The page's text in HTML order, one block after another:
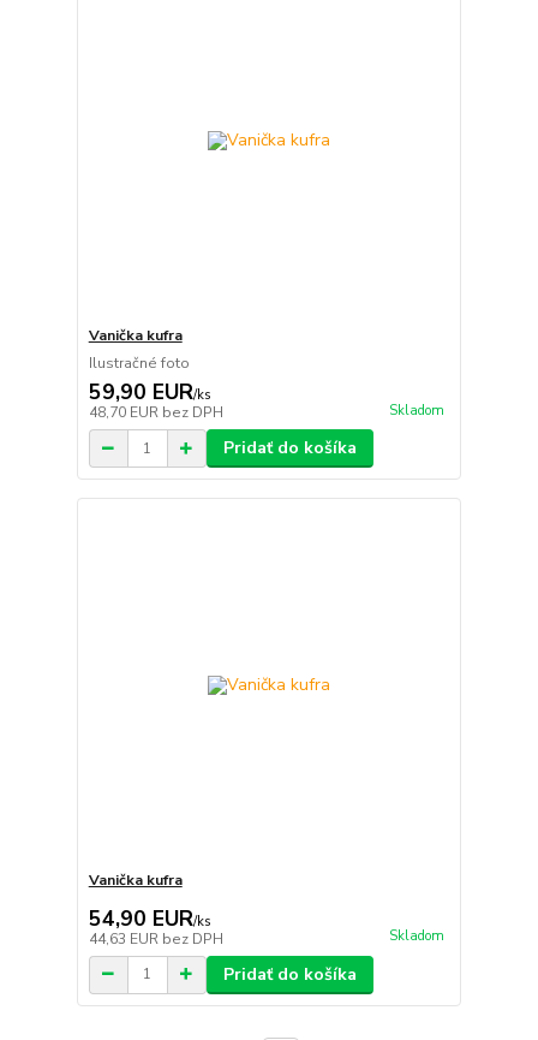
Vanička kufra
Ilustračné foto
59,90 EUR/ks
48,70 EUR bez DPH Skladom
Pridať do košíka
Vanička kufra
54,90 EUR/ks
44,63 EUR bez DPH Skladom
Pridať do košíka